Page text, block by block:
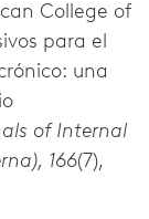
College of
para el
una
of Internal
166(7),